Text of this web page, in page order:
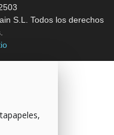
S.L. Todos los derechos